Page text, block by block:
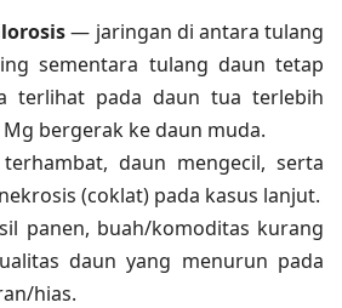
— jaringan di antara tulang
sementara tulang daun tetap
terlihat pada daun tua terlebih
bergerak ke daun muda.
daun mengecil, serta
(coklat) pada kasus lanjut.
panen, buah/komoditas kurang
daun yang menurun pada
hias.